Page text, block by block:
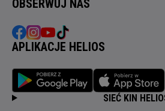
OBSERWUJ NAS
APLIKACJE HELIOS
SIEĆ KIN